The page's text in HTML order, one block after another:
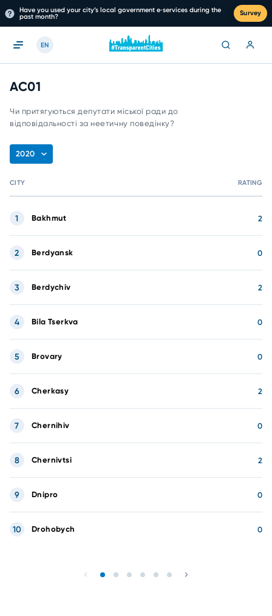
Have you used your city’s local government e‑services during the
past month?
Survey
EN
AC01
Чи притягуються депутати міської ради до
відповідальності за неетичну поведінку?
2020
CITY RATING
Bakhmut 2
1
Berdyansk 0
2
Berdychiv 2
3
Bila Tserkva 0
4
Brovary 0
5
Cherkasy 2
6
Chernihiv 0
7
Chernivtsi 2
8
Dnipro 0
9
Drohobych 0
10